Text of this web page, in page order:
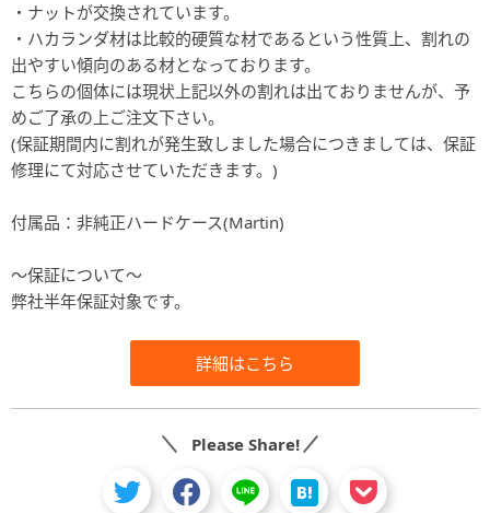
・ナットが交換されています。
・ハカランダ材は比較的硬質な材であるという性質上、割れの
出やすい傾向のある材となっております。
こちらの個体には現状上記以外の割れは出ておりませんが、予
めご了承の上ご注文下さい。
(保証期間内に割れが発生致しました場合につきましては、保証
修理にて対応させていただきます。)
付属品：非純正ハードケース(Martin)
〜保証について〜
弊社半年保証対象です。
詳細はこちら
Please Share!